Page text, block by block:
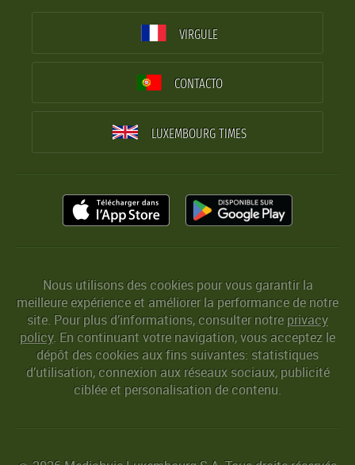
VIRGULE
CONTACTO
LUXEMBOURG TIMES
Nous utilisons des cookies pour vous garantir la
meilleure expérience et améliorer la performance de notre
site. Pour plus d’informations, consulter notreprivacy
policy. En continuant votre navigation, vous acceptez le
dépôt des cookies aux fins suivantes: statistiques
d’utilisation, connexion aux réseaux sociaux, publicité
ciblée et personalisation de contenu.